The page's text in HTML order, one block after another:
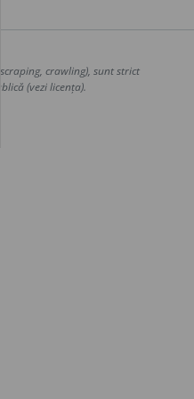
crawling), sunt strict
(vezi licența).